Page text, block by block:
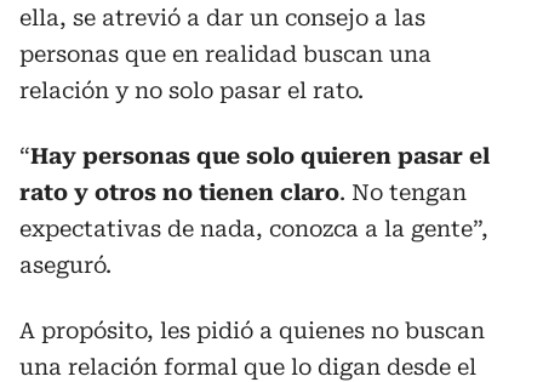
ella, se atrevió a dar un consejo a las
personas que en realidad buscan una
relación y no solo pasar el rato.
“Hay personas que solo quieren pasar el
rato y otros no tienen claro. No tengan
expectativas de nada, conozca a la gente”,
aseguró.
A propósito, les pidió a quienes no buscan
una relación formal que lo digan desde el